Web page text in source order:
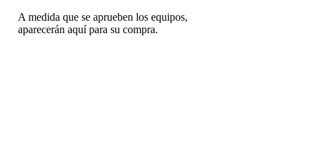
A medida que se aprueben los equipos,
aparecerán aquí para su compra.